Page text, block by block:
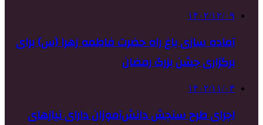
۱۴۰۲/۱۲/۰۹
آماده سازی باغ راه حضرت فاطمه زهرا (س) برای
برگزاری جشن بزرگ رمضان
۱۴۰۲/۱۱/۰۳
اجرای طرح سنجش دانش‌آموزان دارای نیازهای